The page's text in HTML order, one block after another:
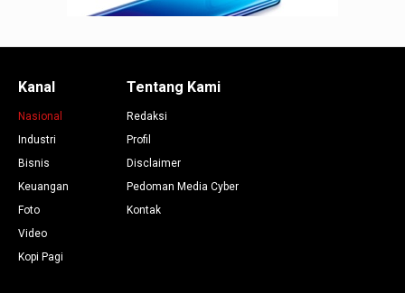
Kanal
Nasional
Industri
Bisnis
Keuangan
Foto
Video
Kopi Pagi
Tentang Kami
Redaksi
Profil
Disclaimer
Pedoman Media Cyber
Kontak